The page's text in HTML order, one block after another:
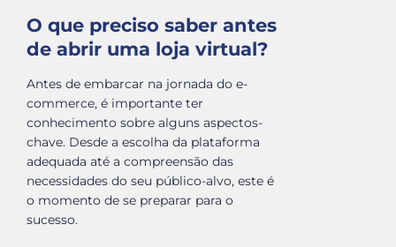
O que preciso saber antes
de abrir uma loja virtual?
Antes de embarcar na jornada do e-
commerce, é importante ter
conhecimento sobre alguns aspectos-
chave. Desde a escolha da plataforma
adequada até a compreensão das
necessidades do seu público-alvo, este é
o momento de se preparar para o
sucesso.